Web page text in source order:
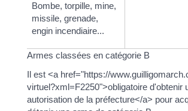
Bombe, torpille, mine,
missile, grenade,
engin incendiaire...
Armes classées en catégorie B
Il est <a href="https://
virtuel?xml=F2250">obligatoire d'obtenir
autorisation de la préfecture</a> pour